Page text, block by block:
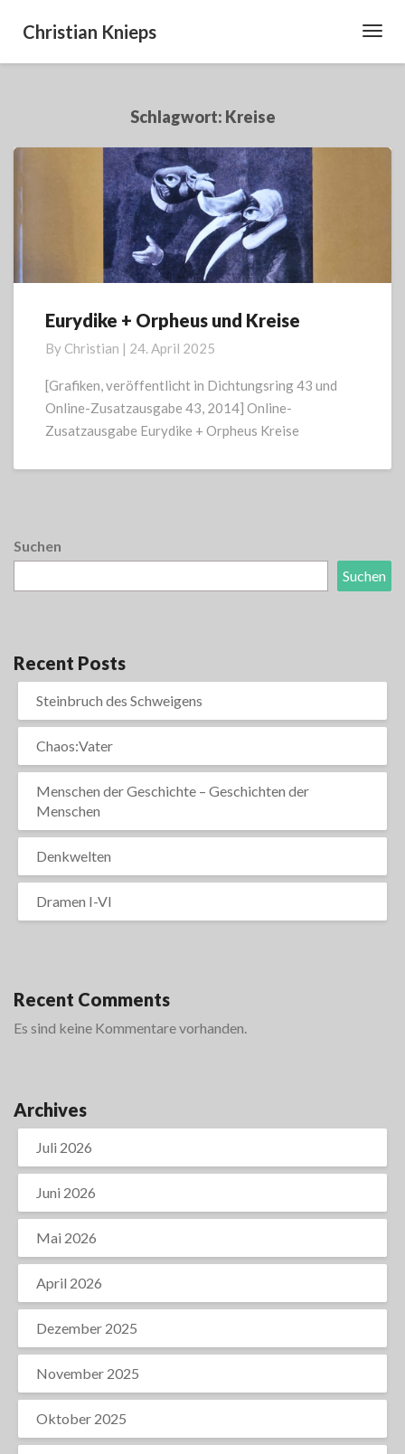
Christian Knieps
Schlagwort: Kreise
Eurydike
Orpheus
und
Kreise
Eurydike + Orpheus und Kreise
By Christian | 24. April 2025
[Grafiken, veröffentlicht in Dichtungsring 43 und
Online-Zusatzausgabe 43, 2014] Online-
Zusatzausgabe Eurydike + Orpheus Kreise
Suchen
Suchen
Recent Posts
Steinbruch des Schweigens
Chaos:Vater
Menschen der Geschichte – Geschichten der
Menschen
Denkwelten
Dramen I-VI
Recent Comments
Es sind keine Kommentare vorhanden.
Archives
Juli 2026
Juni 2026
Mai 2026
April 2026
Dezember 2025
November 2025
Oktober 2025